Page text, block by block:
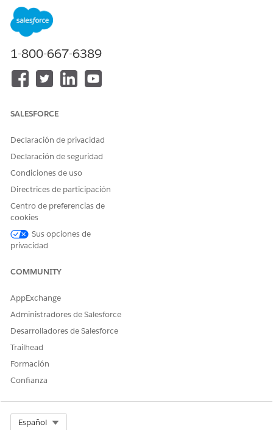
et();
Select the entire statement.
ClickExecute Highlighted
Assign the permission set to your users.
¿RESOLVIÓ ESTE ARTÍCULO SU PROBLEMA?
1-800-667-6389
SALESFORCE
Declaración de privacidad
Declaración de seguridad
Condiciones de uso
Directrices de participación
Centro de preferencias de
cookies
Sus opciones de
privacidad
COMMUNITY
AppExchange
Administradores de Salesforce
Desarrolladores de Salesforce
Trailhead
Formación
Confianza
Español